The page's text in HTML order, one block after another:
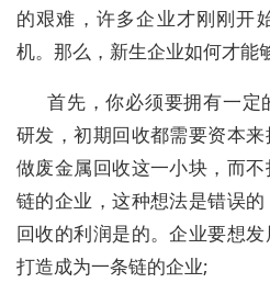
的艰难，许多企业才刚刚开
机。那么，新生企业如何才能
首先，你必须要拥有一
研发，初期回收都需要资本
做废金属回收这一小块，而
链的企业，这种想法是错误
回收的利润是的。企业要想
打造成为一条链的企业;